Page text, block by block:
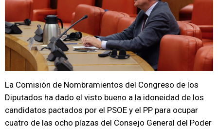
La Comisión de Nombramientos del Congreso de los
Diputados ha dado el visto bueno a la idoneidad de los
candidatos pactados por el PSOE y el PP para ocupar
cuatro de las ocho plazas del Consejo General del Poder